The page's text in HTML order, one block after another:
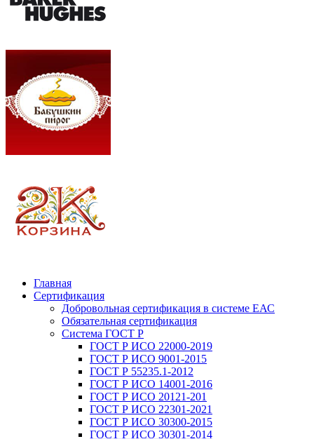
Главная
Сертификация
Добровольная сертификация в системе ЕАС
Обязательная сертификация
Система ГОСТ Р
ГОСТ Р ИСО 22000-2019
ГОСТ Р ИСО 9001-2015
ГОСТ Р 55235.1-2012
ГОСТ Р ИСО 14001-2016
ГОСТ Р ИСО 20121-201
ГОСТ Р ИСО 22301-2021
ГОСТ Р ИСО 30300-2015
ГОСТ Р ИСО 30301-2014